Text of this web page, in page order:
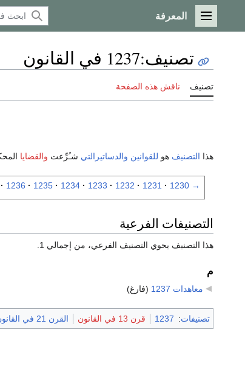
القائمة الرئيسية
المعرفة
تصنيف:1237 في القانون
تصنيف ناقش هذه الصفحة
هذا التصنيف هو للقوانين والدساتيرالتي شـُرِّعت والقضايا
→
1230
1231
1232
1233
1234
1235
1236
التصنيفات الفرعية
هذا التصنيف يحوي التصنيف الفرعي، من إجمالي 1.
م
معاهدات 1237 (فارغ)
تصنيفات:
1237 قرن 13 في القانون القرن 21 في القانون